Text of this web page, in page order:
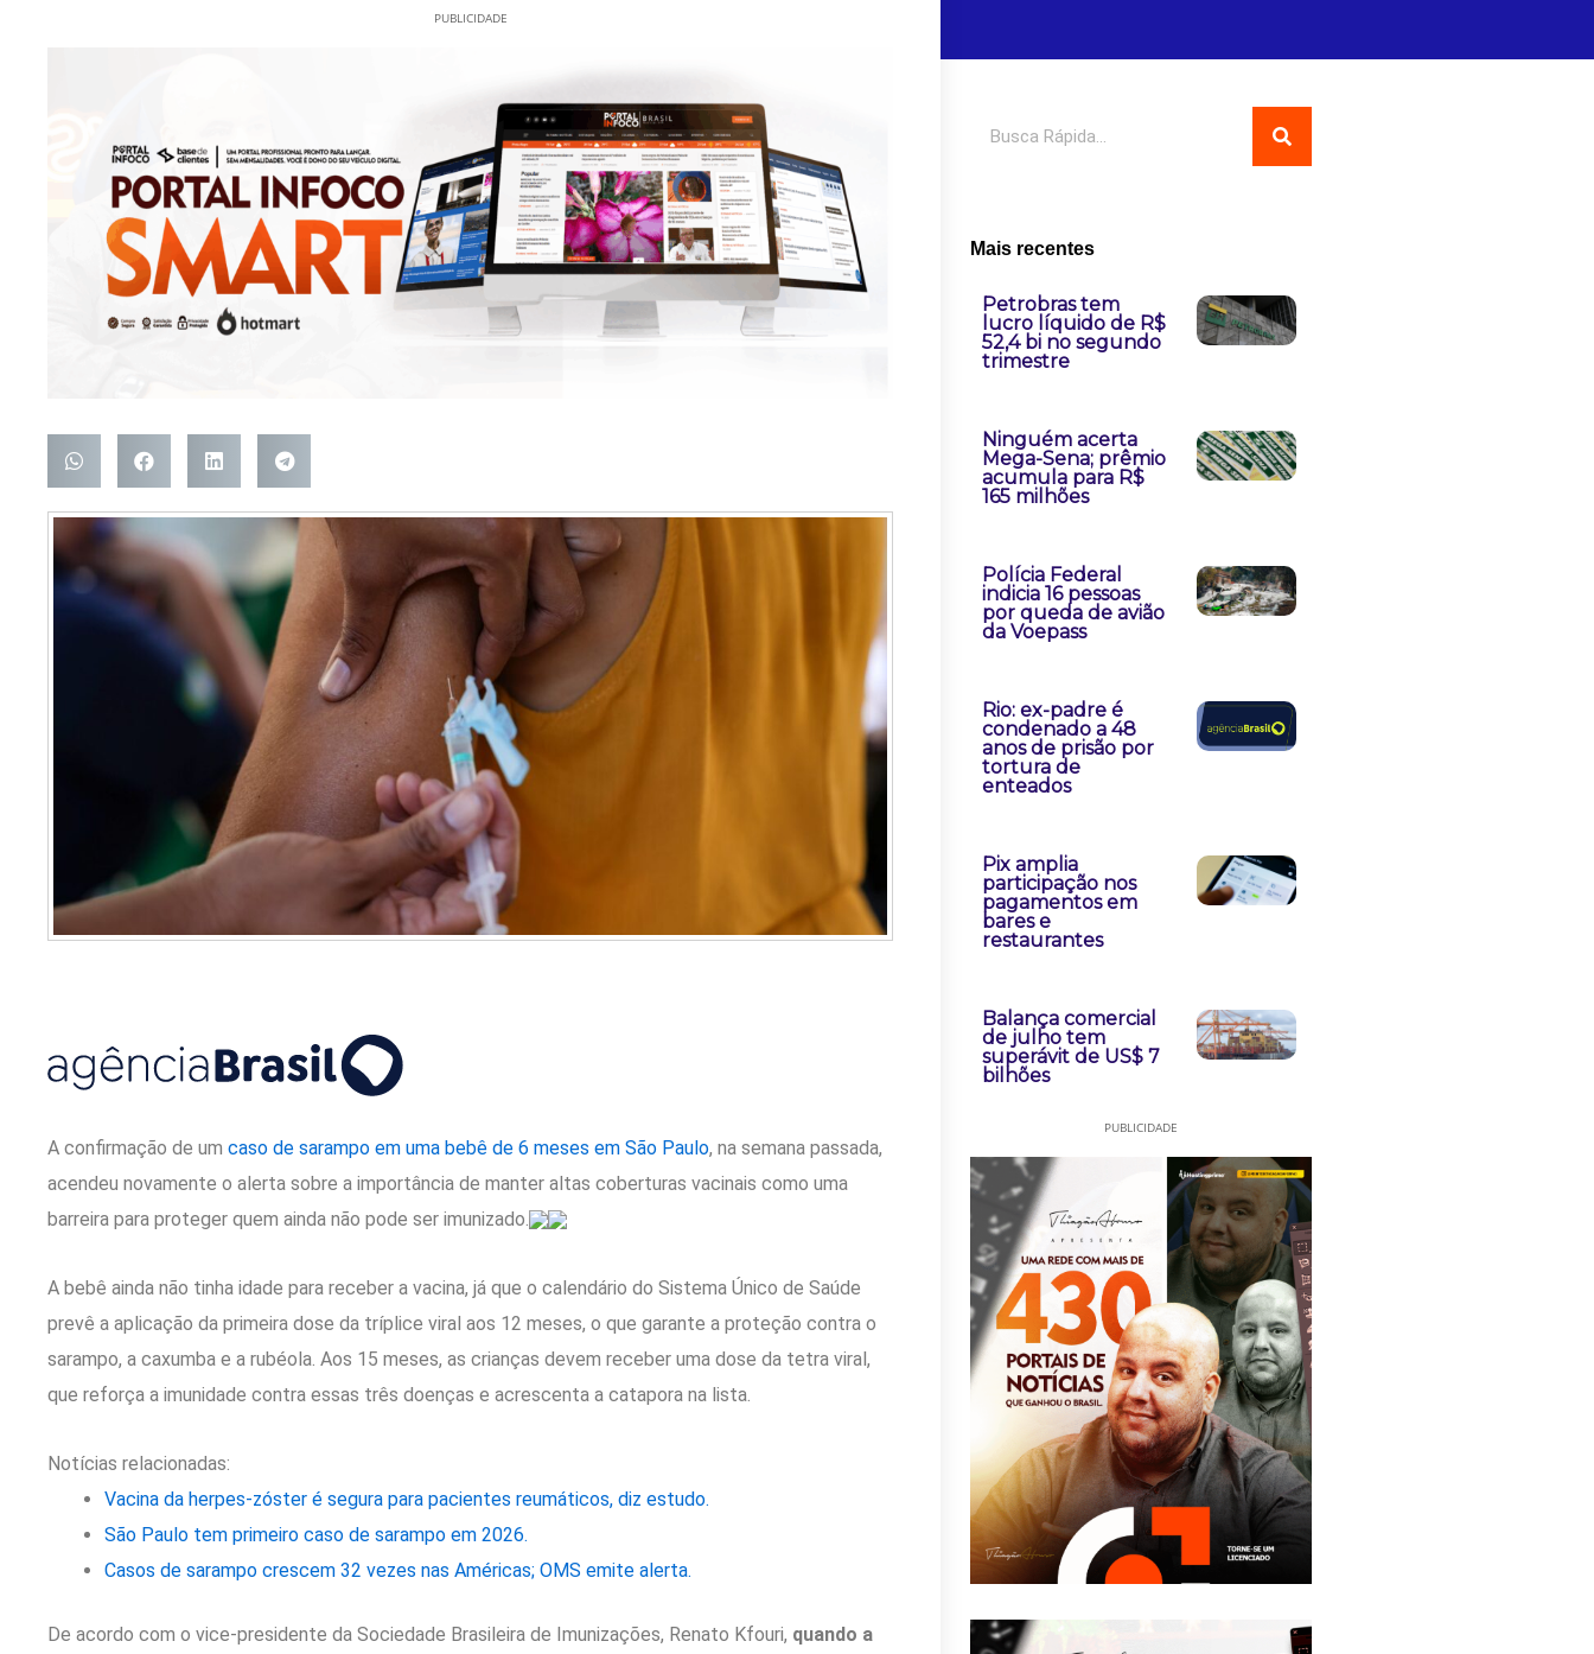
PUBLICIDADE
A confirmação de um caso de sarampo em uma bebê de 6 meses em São Paulo, na semana passada,
acendeu novamente o alerta sobre a importância de manter altas coberturas vacinais como uma
barreira para proteger quem ainda não pode ser imunizado.
A bebê ainda não tinha idade para receber a vacina, já que o calendário do Sistema Único de Saúde
prevê a aplicação da primeira dose da tríplice viral aos 12 meses, o que garante a proteção contra o
sarampo, a caxumba e a rubéola. Aos 15 meses, as crianças devem receber uma dose da tetra viral,
que reforça a imunidade contra essas três doenças e acrescenta a catapora na lista.
Notícias relacionadas:
Vacina da herpes-zóster é segura para pacientes reumáticos, diz estudo.
São Paulo tem primeiro caso de sarampo em 2026.
Casos de sarampo crescem 32 vezes nas Américas; OMS emite alerta.
De acordo com o vice-presidente da Sociedade Brasileira de Imunizações, Renato Kfouri, quando a
Mais recentes
Petrobras tem
lucro líquido de R$
52,4 bi no segundo
trimestre
Ninguém acerta
Mega-Sena; prêmio
acumula para R$
165 milhões
Polícia Federal
indicia 16 pessoas
por queda de avião
da Voepass
Rio: ex-padre é
condenado a 48
anos de prisão por
tortura de
enteados
Pix amplia
participação nos
pagamentos em
bares e
restaurantes
Balança comercial
de julho tem
superávit de US$ 7
bilhões
PUBLICIDADE